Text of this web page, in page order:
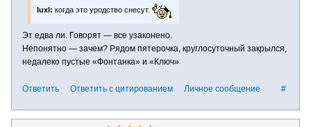
luxl: когда это уродство снесут.
Эт едва ли. Говорят — все узаконено.
Непонятно — зачем? Рядом пятерочка, круглосуточный закрылся,
недалеко пустые «Фонтанка» и «Ключ»
#
Ответить Ответить с цитированием Личное сообщение